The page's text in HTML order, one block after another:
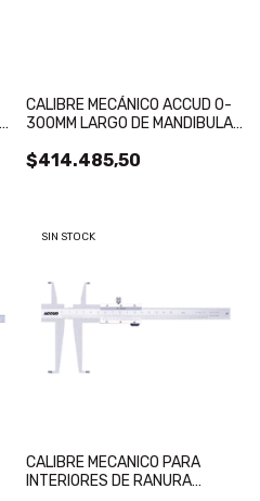
CALIBRE MECÁNICO ACCUD 0-
300MM LARGO DE MANDIBULA
$414.485,50
SIN STOCK
CALIBRE MECANICO PARA
INTERIORES DE RANURA